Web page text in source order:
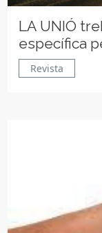
LA UNIÓ
específica
Revista